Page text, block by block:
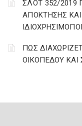
ΣΛΟΤ 352/2019
ΑΠΟΚΤΗΣΗΣ
ΠΩΣ
ΟΙΚΟΠΕΔΟΥ ΚΑΙ